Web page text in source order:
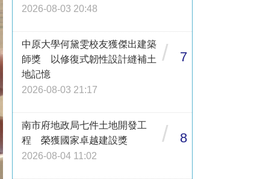
2026-08-03 20:48
中原大學何黛雯校友獲傑出建築
師獎 以修復式韌性設計縫補土
地記憶
2026-08-03 21:17
/ 7
南市府地政局七件土地開發工
程 榮獲國家卓越建設獎
2026-08-04 11:02
/ 8